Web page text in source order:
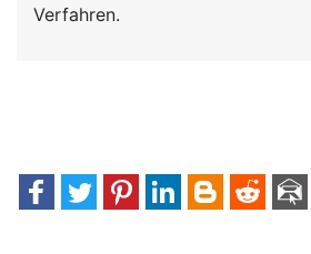
Verfahren.